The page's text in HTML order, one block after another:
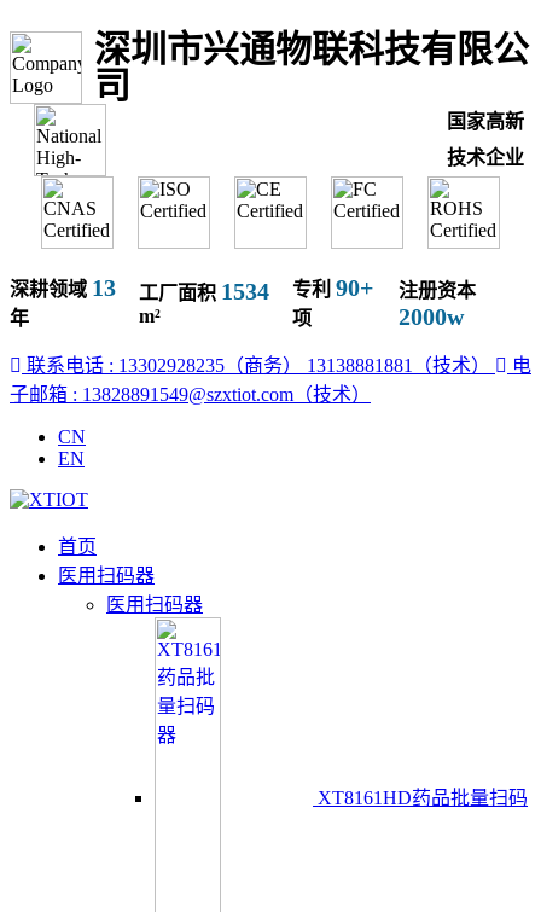
深圳市兴通物联科技有限公
司
国家高新
技术企业
深耕领域 13
年
工厂面积 1534
m²
专利90+
项
注册资本
2000w
联系电话 : 13302928235（商务） 13138881881（技术）
电
子邮箱 : 13828891549@szxtiot.com（技术）
CN
EN
首页
医用扫码器
医用扫码器
XT8161HD药品批量扫码